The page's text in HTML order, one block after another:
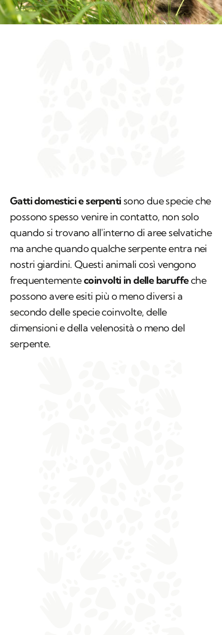
Gatti domestici e serpenti sono due specie che
possono spesso venire in contatto, non solo
quando si trovano all'interno di aree selvatiche
ma anche quando qualche serpente entra nei
nostri giardini. Questi animali così vengono
frequentementecoinvolti in delle baruffeche
possono avere esiti più o meno diversi a
secondo delle specie coinvolte, delle
dimensioni e della velenosità o meno del
serpente.